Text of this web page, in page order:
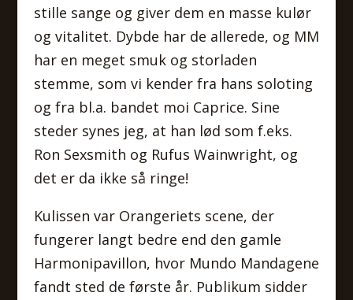
stille sange og giver dem en masse kulør
og vitalitet. Dybde har de allerede, og MM
har en meget smuk og storladen
stemme, som vi kender fra hans soloting
og fra bl.a. bandet moi Caprice. Sine
steder synes jeg, at han lød som f.eks.
Ron Sexsmith og Rufus Wainwright, og
det er da ikke så ringe!
Kulissen var Orangeriets scene, der
fungerer langt bedre end den gamle
Harmonipavillon, hvor Mundo Mandagene
fandt sted de første år. Publikum sidder